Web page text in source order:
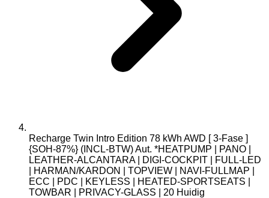
Recharge Twin Intro Edition 78 kWh AWD [ 3-Fase ]
{SOH-87%} (INCL-BTW) Aut. *HEATPUMP | PANO |
LEATHER-ALCANTARA | DIGI-COCKPIT | FULL-LED
| HARMAN/KARDON | TOPVIEW | NAVI-FULLMAP |
ECC | PDC | KEYLESS | HEATED-SPORTSEATS |
TOWBAR | PRIVACY-GLASS | 20 Huidig